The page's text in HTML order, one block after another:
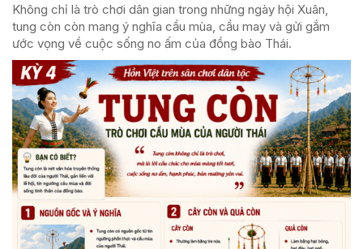
Không chỉ là trò chơi dân gian trong những ngày hội Xuân,
tung còn còn mang ý nghĩa cầu mùa, cầu may và gửi gắm
ước vọng về cuộc sống no ấm của đồng bào Thái.